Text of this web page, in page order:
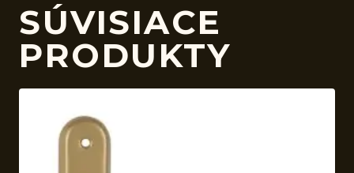
SÚVISIACE
PRODUKTY